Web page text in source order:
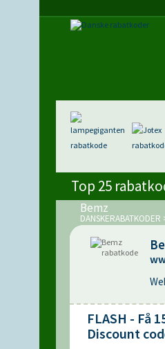
Top 25
Bemz
DANSKERABATKODER
FLASH - Få
Discount